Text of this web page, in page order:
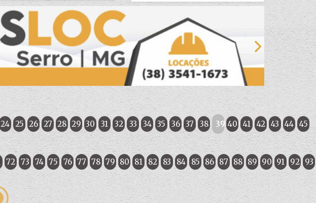
24 25 26 27 28 29 30 31 32 33 34 35 36 37 38 39 40 41 42 43 44 45
72 73 74 75 76 77 78 79 80 81 82 83 84 85 86 87 88 89 90 91 92 93